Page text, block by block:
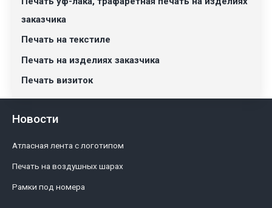
заказчика
Печать на текстиле
Печать на изделиях заказчика
Печать визиток
Новости
Атласная лента с логотипом
Печать на воздушных шарах
Рамки под номера